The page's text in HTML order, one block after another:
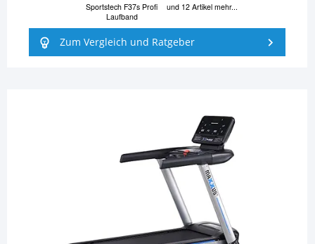
Sportstech F37s Profi
Laufband
und 12 Artikel mehr...
Zum Vergleich und Ratgeber